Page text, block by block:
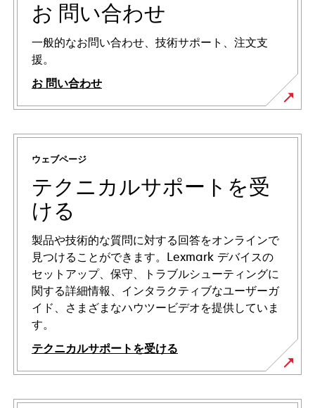
お 問い合わせ
一般的なお問い合わせ、技術サポート、注文支
援。
お 問い合わせ
ウェブページ
テクニカルサポートを受
ける
製品や技術的な質問に対する回答をオンラインで
見つけることができます。Lexmark デバイスの
セットアップ、保守、トラブルシューティングに
関する詳細情報、インタラクティブなユーザーガ
イド、さまざまなハウツービデオを提供していま
す。
テクニカルサポートを受ける
新
し